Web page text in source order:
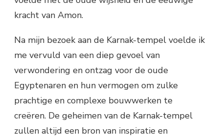
kracht van Amon.
Na mijn bezoek aan de Karnak-tempel voelde ik
me vervuld van een diep gevoel van
verwondering en ontzag voor de oude
Egyptenaren en hun vermogen om zulke
prachtige en complexe bouwwerken te
creëren. De geheimen van de Karnak-tempel
zullen altijd een bron van inspiratie en